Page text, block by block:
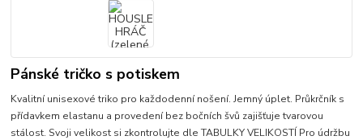
Pánské tričko s potiskem
Kvalitní unisexové triko pro každodenní nošení. Jemný úplet. Průkrčník s
přídavkem elastanu a provedení bez bočních švů zajišťuje tvarovou
stálost. Svoji velikost si zkontrolujte dle TABULKY VELIKOSTÍ Pro údržbu